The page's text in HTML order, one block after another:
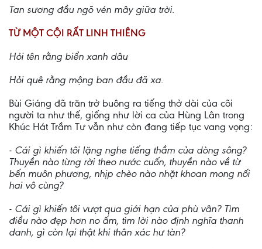
Tan sương đầu ngõ vén mây giữa trời.
TỪ MỘT CỘI RẤT LINH THIÊNG
Hỏi tên rằng biển xanh dâu
Hỏi quê rằng mộng ban đầu đã xa.
Bùi Giáng đã trăn trở buông ra tiếng thở dài của cõi
người ta như thế, giống như lời ca của Hùng Lân trong
Khúc Hát Trầm Tư vẫn như còn đang tiếp tục vang vọng:
- Cái gì khiến tôi lặng nghe tiếng thầm của dòng sông?
Thuyền nào từng rời theo nước cuốn, thuyền nào về từ
bến muôn phương, nhịp chèo nào nhặt khoan mong nối
hai vô cùng?
- Cái gì khiến tôi vượt qua giới hạn của phù vân? Tìm
điều nào đẹp hơn no ấm, tìm lời nào định nghĩa thanh
danh, gì còn lại thật khi thân xác hư tàn?